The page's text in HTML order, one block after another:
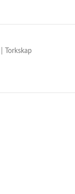
| Torkskap